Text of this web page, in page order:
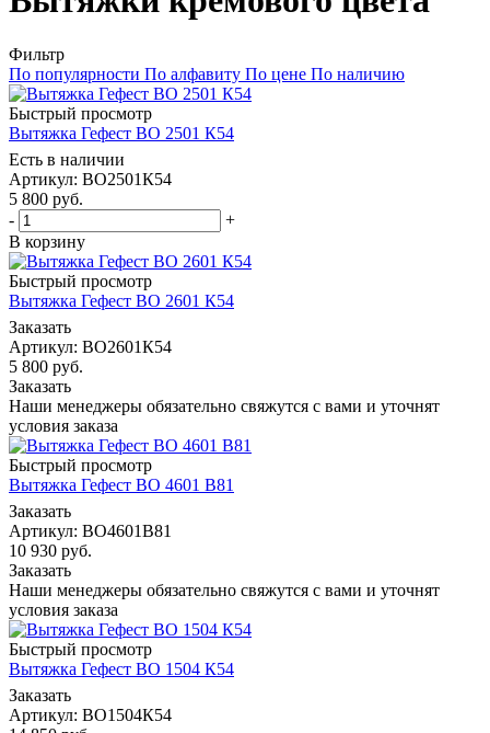
Фильтр
По популярности По алфавиту По цене По наличию
Быстрый просмотр
Вытяжка Гефест ВО 2501 К54
Есть в наличии
Артикул: ВО2501К54
5 800 руб.
-
+
В корзину
Быстрый просмотр
Вытяжка Гефест ВО 2601 К54
Заказать
Артикул: ВО2601К54
5 800 руб.
Заказать
Наши менеджеры обязательно свяжутся с вами и уточнят
условия заказа
Быстрый просмотр
Вытяжка Гефест ВО 4601 В81
Заказать
Артикул: ВО4601В81
10 930 руб.
Заказать
Наши менеджеры обязательно свяжутся с вами и уточнят
условия заказа
Быстрый просмотр
Вытяжка Гефест ВО 1504 К54
Заказать
Артикул: ВО1504К54